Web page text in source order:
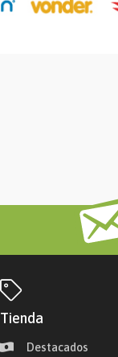
Tienda
Destacados